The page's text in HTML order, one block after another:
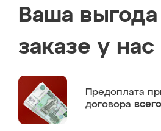
Ваша
заказе у нас
Предоплата
договора